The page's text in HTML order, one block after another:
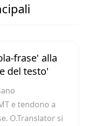
frase' alla
del testo'
e tendono a
O.Translator si